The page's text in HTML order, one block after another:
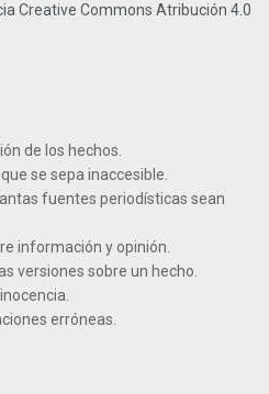
Creative Commons Atribución 4.0
de los hechos.
se sepa inaccesible.
fuentes periodísticas sean
información y opinión.
versiones sobre un hecho.
erróneas.